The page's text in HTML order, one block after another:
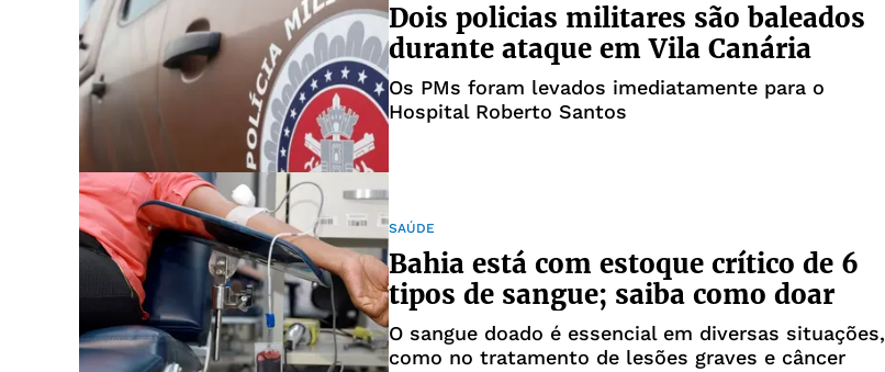
Dois policias militares são baleados
durante ataque em Vila Canária
Os PMs foram levados imediatamente para o
Hospital Roberto Santos
SAÚDE
Bahia está com estoque crítico de 6
tipos de sangue; saiba como doar
O sangue doado é essencial em diversas situações,
como no tratamento de lesões graves e câncer